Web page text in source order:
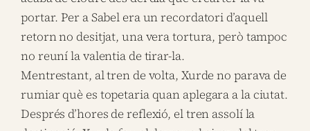
portar. Per a Sabel era un recordatori d’aquell
retorn no desitjat, una vera tortura, però tampoc
no reuní la valentia de tirar-la.
Mentrestant, al tren de volta, Xurde no parava de
rumiar què es topetaria quan aplegara a la ciutat.
Després d’hores de reflexió, el tren assolí la